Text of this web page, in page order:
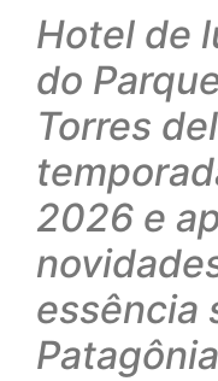
Hotel de
do
Torres
2026 e
essência